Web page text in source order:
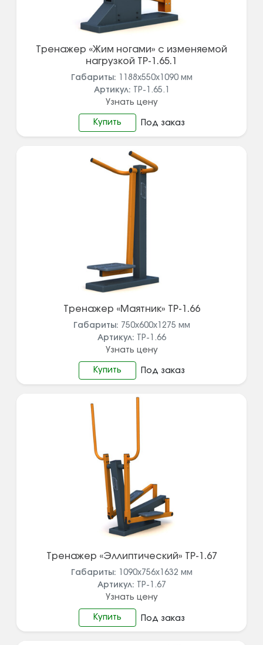
Тренажер «Жим ногами» с изменяемой
нагрузкой ТР-1.65.1
Габариты: 1188х550х1090 мм
Артикул: ТР-1.65.1
Узнать цену
Купить Под заказ
Тренажер «Маятник» ТР-1.66
Габариты: 750х600х1275 мм
Артикул: ТР-1.66
Узнать цену
Купить Под заказ
Тренажер «Эллиптический» ТР-1.67
Габариты: 1090х756х1632 мм
Артикул: ТР-1.67
Узнать цену
Купить Под заказ